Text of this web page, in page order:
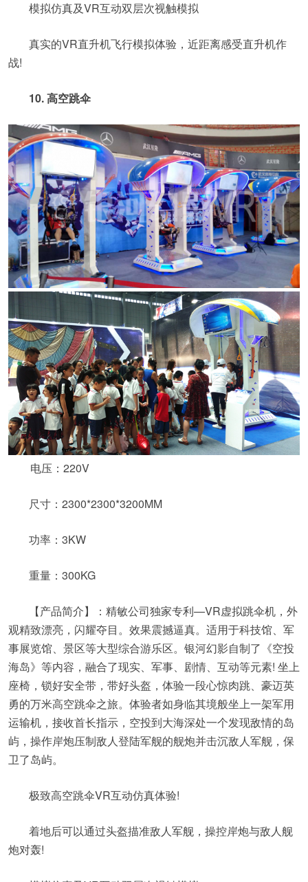
模拟仿真及VR互动双层次视触模拟
真实的VR直升机飞行模拟体验，近距离感受直升机作
战!
10. 高空跳伞
电压：220V
尺寸：2300*2300*3200MM
功率：3KW
重量：300KG
【产品简介】：精敏公司独家专利—VR虚拟跳伞机，外
观精致漂亮，闪耀夺目。效果震撼逼真。适用于科技馆、军
事展览馆、景区等大型综合游乐区。银河幻影自制了《空投
海岛》等内容，融合了现实、军事、剧情、互动等元素! 坐上
座椅，锁好安全带，带好头盔，体验一段心惊肉跳、豪迈英
勇的万米高空跳伞之旅。体验者如身临其境般坐上一架军用
运输机，接收首长指示，空投到大海深处一个发现敌情的岛
屿，操作岸炮压制敌人登陆军舰的舰炮并击沉敌人军舰，保
卫了岛屿。
极致高空跳伞VR互动仿真体验!
着地后可以通过头盔描准敌人军舰，操控岸炮与敌人舰
炮对轰!